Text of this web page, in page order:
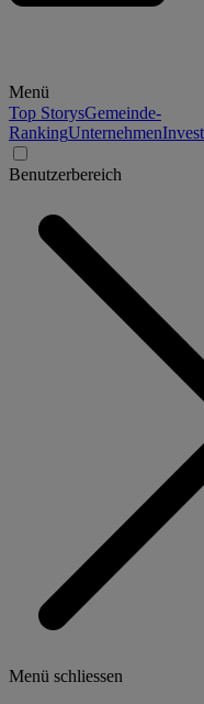
Menü
Top StorysGemeinde-
RankingUnternehmenInvest
Benutzerbereich
Menü schliessen